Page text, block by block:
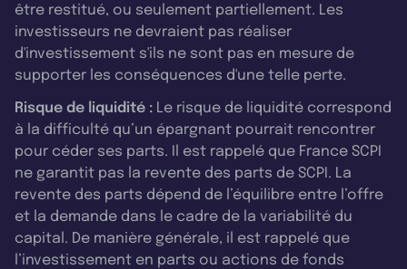
être restitué, ou seulement partiellement. Les
investisseurs ne devraient pas réaliser
d'investissement s'ils ne sont pas en mesure de
supporter les conséquences d'une telle perte.
Risque de liquidité : Le risque de liquidité correspond
à la difficulté qu’un épargnant pourrait rencontrer
pour céder ses parts. Il est rappelé que France SCPI
ne garantit pas la revente des parts de SCPI. La
revente des parts dépend de l’équilibre entre l’offre
et la demande dans le cadre de la variabilité du
capital. De manière générale, il est rappelé que
l’investissement en parts ou actions de fonds